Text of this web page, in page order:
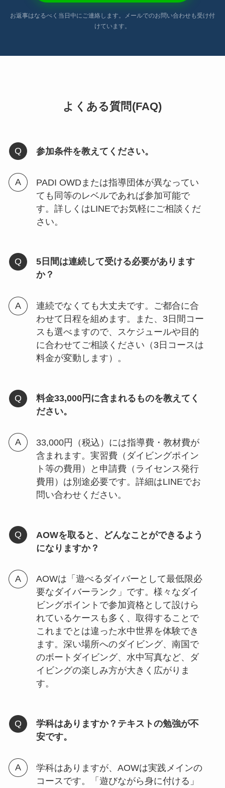
お返事はなるべく当日中にご連絡します。メールでのお問い合わせも受け付
けています。
よくある質問(FAQ)
参加条件を教えてください。
PADI OWDまたは指導団体が異なってい
ても同等のレベルであれば参加可能で
す。詳しくはLINEでお気軽にご相談くだ
さい。
5日間は連続して受ける必要があります
か？
連続でなくても大丈夫です。ご都合に合
わせて日程を組めます。また、3日間コー
スも選べますので、スケジュールや目的
に合わせてご相談ください（3日コースは
料金が変動します）。
料金33,000円に含まれるものを教えてく
ださい。
33,000円（税込）には指導費・教材費が
含まれます。実習費（ダイビングポイン
ト等の費用）と申請費（ライセンス発行
費用）は別途必要です。詳細はLINEでお
問い合わせください。
AOWを取ると、どんなことができるよう
になりますか？
AOWは「遊べるダイバーとして最低限必
要なダイバーランク」です。様々なダイ
ビングポイントで参加資格として設けら
れているケースも多く、取得することで
これまでとは違った水中世界を体験でき
ます。深い場所へのダイビング、南国で
のボートダイビング、水中写真など、ダ
イビングの楽しみ方が大きく広がりま
す。
学科はありますか？テキストの勉強が不
安です。
学科はありますが、AOWは実践メインの
コースです。「遊びながら身に付ける」